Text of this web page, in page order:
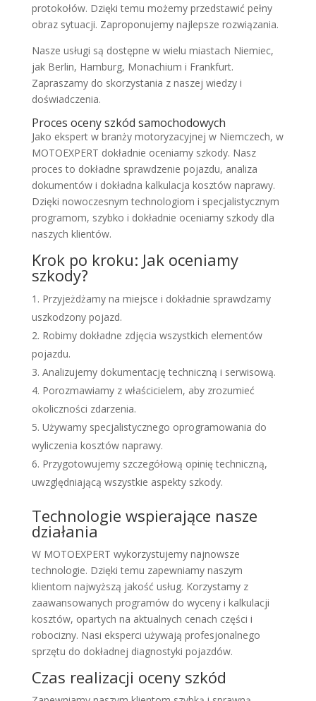
protokołów. Dzięki temu możemy przedstawić pełny
obraz sytuacji. Zaproponujemy najlepsze rozwiązania.
Nasze usługi są dostępne w wielu miastach Niemiec,
jak Berlin, Hamburg, Monachium i Frankfurt.
Zapraszamy do skorzystania z naszej wiedzy i
doświadczenia.
Proces oceny szkód samochodowych
Jako ekspert w branży motoryzacyjnej w Niemczech, w
MOTOEXPERT dokładnie oceniamy szkody. Nasz
proces to dokładne sprawdzenie pojazdu, analiza
dokumentów i dokładna kalkulacja kosztów naprawy.
Dzięki nowoczesnym technologiom i specjalistycznym
programom, szybko i dokładnie oceniamy szkody dla
naszych klientów.
Krok po kroku: Jak oceniamy
szkody?
Przyjeżdżamy na miejsce i dokładnie sprawdzamy
uszkodzony pojazd.
Robimy dokładne zdjęcia wszystkich elementów
pojazdu.
Analizujemy dokumentację techniczną i serwisową.
Porozmawiamy z właścicielem, aby zrozumieć
okoliczności zdarzenia.
Używamy specjalistycznego oprogramowania do
wyliczenia kosztów naprawy.
Przygotowujemy szczegółową opinię techniczną,
uwzględniającą wszystkie aspekty szkody.
Technologie wspierające nasze
działania
W MOTOEXPERT wykorzystujemy najnowsze
technologie. Dzięki temu zapewniamy naszym
klientom najwyższą jakość usług. Korzystamy z
zaawansowanych programów do wyceny i kalkulacji
kosztów, opartych na aktualnych cenach części i
robocizny. Nasi eksperci używają profesjonalnego
sprzętu do dokładnej diagnostyki pojazdów.
Czas realizacji oceny szkód